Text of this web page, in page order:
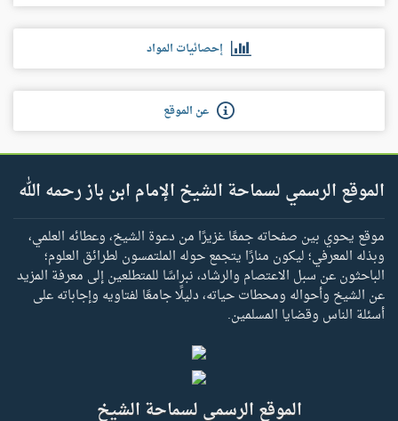
إحصائيات المواد
عن الموقع
الموقع الرسمي لسماحة الشيخ الإمام ابن باز رحمه الله
موقع يحوي بين صفحاته جمعًا غزيرًا من دعوة الشيخ، وعطائه العلمي،
وبذله المعرفي؛ ليكون منارًا يتجمع حوله الملتمسون لطرائق العلوم؛
الباحثون عن سبل الاعتصام والرشاد، نبراسًا للمتطلعين إلى معرفة المزيد
عن الشيخ وأحواله ومحطات حياته، دليلًا جامعًا لفتاويه وإجاباته على
أسئلة الناس وقضايا المسلمين.
الموقع الرسمي لسماحة الشيخ